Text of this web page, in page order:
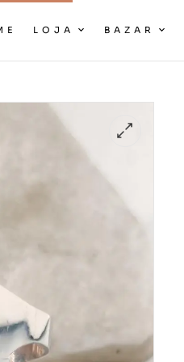
LOJA BAZAR